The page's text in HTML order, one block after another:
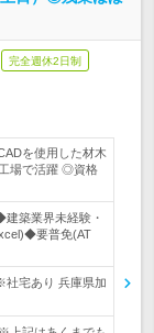
完全週休2日制
を使用した材木
場で活躍 ◎資格
建築業界未経験・
要普免(AT
宅あり 兵庫県加